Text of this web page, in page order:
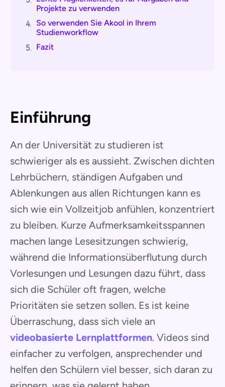
Projekte zu verwenden
4. So verwenden Sie Akool in Ihrem
Studienworkflow
5. Fazit
Einführung
An der Universität zu studieren ist
schwieriger als es aussieht. Zwischen dichten
Lehrbüchern, ständigen Aufgaben und
Ablenkungen aus allen Richtungen kann es
sich wie ein Vollzeitjob anfühlen, konzentriert
zu bleiben. Kurze Aufmerksamkeitsspannen
machen lange Lesesitzungen schwierig,
während die Informationsüberflutung durch
Vorlesungen und Lesungen dazu führt, dass
sich die Schüler oft fragen, welche
Prioritäten sie setzen sollen. Es ist keine
Überraschung, dass sich viele an
videobasierte Lernplattformen. Videos sind
einfacher zu verfolgen, ansprechender und
helfen den Schülern viel besser, sich daran zu